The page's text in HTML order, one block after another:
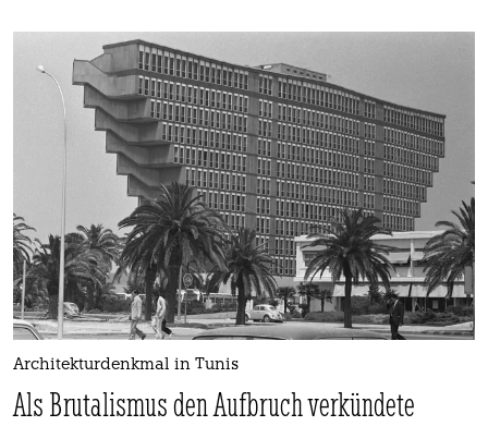
genossenschaft
epaper login
Architekturdenkmal in Tunis
Als Brutalismus den Aufbruch verkündete